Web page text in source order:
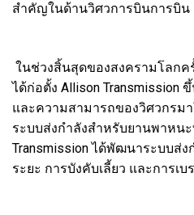
สำคัญในด้านวิศวการบินการบิน
ในช่วงสิ้นสุดของสงครามโลกค
ได้ก่อตั้ง Allison Transmission
และความสามารถของวิศวกรม
ระบบส่งกำลังสำหรับยานพาหน
Transmission ได้พัฒนาระบบส่
ระยะ การบังคับเลี้ยว และการเบ